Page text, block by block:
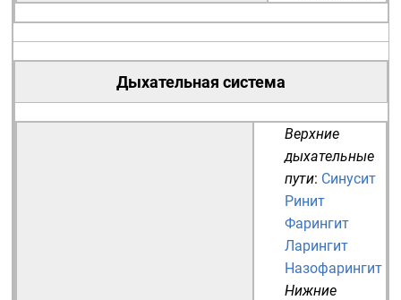
Дыхательная система
Верхние
дыхательные
пути: Синусит
Ринит
Фарингит
Ларингит
Назофарингит
Нижние